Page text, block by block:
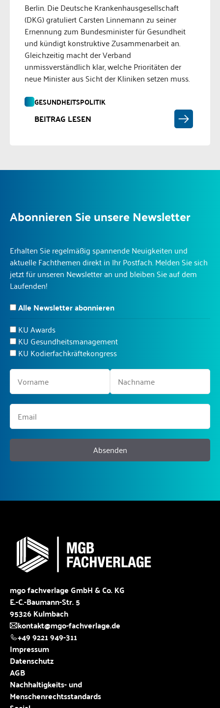
Berlin. Die Deutsche Krankenhausgesellschaft
(DKG) gratuliert Carsten Linnemann zu seiner
Ernennung zum Bundesminister für Gesundheit
und kündigt konstruktive Zusammenarbeit an.
Gleichzeitig macht der Verband
unmissverständlich klar, welche Prioritäten der
neue Minister aus Sicht der Kliniken setzen muss.
GESUNDHEITSPOLITIK
BEITRAG LESEN
Abonnieren Sie unsere Newsletter
Erhalten Sie regelmäßig spannende Neuigkeiten und
aktuelle Fachthemen direkt in Ihr Postfach. Melden Sie sich
jetzt für unseren Newsletter an und bleiben Sie auf dem
Laufenden!
Alle Newsletter abonnieren
KU Awards
KU Gesundheitsmanagement
KU Kodierfachkräftekongress
Absenden
mgo fachverlage GmbH & Co. KG
E.-C.-Baumann-Str. 5
95326 Kulmbach
kontakt@mgo-fachverlage.de
+49 9221 949-311
Impressum
Datenschutz
AGB
Nachhaltigkeits- und
Menschenrechtsstandards